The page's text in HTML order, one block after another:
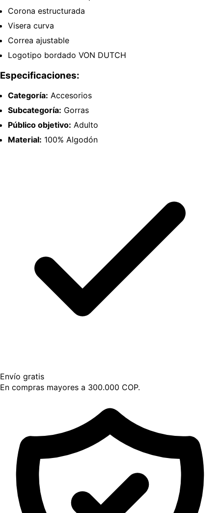
Corona estructurada
Visera curva
Correa ajustable
Logotipo bordado VON DUTCH
Especificaciones:
Categoría: Accesorios
Subcategoría: Gorras
Público objetivo: Adulto
Material: 100% Algodón
Envío gratis
En compras mayores a 300.000 COP.